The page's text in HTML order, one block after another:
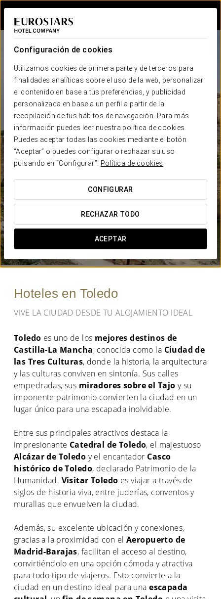
Configuración de cookies
Utilizamos cookies de primera parte y de terceros para
finalidades analíticas sobre el uso de la web, personalizar
el contenido en base a tus preferencias, y publicidad
personalizada en base a un perfil a partir de la
recopilación de tus hábitos de navegación. Para más
información puedes leer nuestra política de cookies.
Puedes aceptar todas las cookies mediante el botón
“Aceptar” o puedes configurar o rechazar su uso
pulsando en “Configurar”.
Política de cookies
CONFIGURAR
RECHAZAR TODO
ACEPTAR
Hoteles en Toledo
VIVE LA CIUDAD DESDE TU ALOJAMIENTO IDEAL
Toledo es uno de los mejores destinos de
Castilla-La Mancha, conocida como la Ciudad de
las Tres Culturas, donde la historia, la arquitectura
y las culturas conviven en sintonía. Sus calles
empedradas, sus miradores sobre el Tajo y su
imponente patrimonio convierten la ciudad en un
lugar único para una escapada inolvidable.
Entre sus principales atractivos destaca la
impresionante Catedral de Toledo, el majestuoso
Alcázar de Toledo y el encantador Casco
histórico de Toledo, declarado Patrimonio de la
Humanidad. Visitar Toledo es viajar a través de
siglos de historia viva, entre juderías, conventos y
murallas que envuelven la ciudad.
Además, su excelente ubicación y conexiones,
gracias a la proximidad con elAeropuerto de
Madrid-Barajas, facilitan el acceso al destino,
convirtiéndolo en una opción cómoda y atractiva
para todo tipo de viajeros. Esto convierte a la
ciudad en un destino ideal para unaescapada